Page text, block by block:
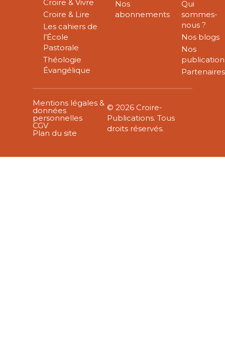
Croire & Vivre
Croire & Lire
Les cahiers de
l’École
Pastorale
Théologie
Évangélique
Nos
abonnements
Qui
sommes-
nous ?
Nos blogs
Nos
Partenaires
Mentions légales &
données
personnelles
CGV
Plan du site
© 2026 Croire-
Publications. Tous
droits réservés.